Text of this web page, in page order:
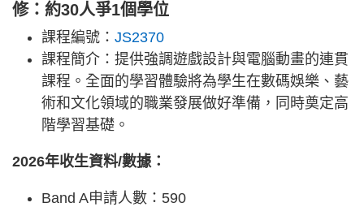
修：約30人爭1個學位
課程編號： JS2370
課程簡介：提供強調遊戲設計與電腦動畫的連貫
課程。全面的學習體驗將為學生在數碼娛樂、藝
術和文化領域的職業發展做好準備，同時奠定高
階學習基礎。
2026年收生資料/數據：
Band A申請人數：590